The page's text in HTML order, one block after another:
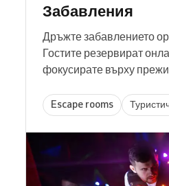
Забавления
Дръжте забавлението
Гостите резервират
фокусирате върху
Escape rooms